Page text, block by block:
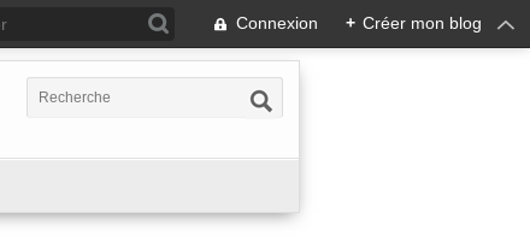
Connexion + Créer mon blog